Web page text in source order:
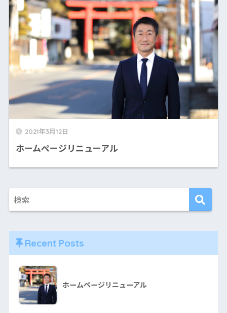
2021年3月12日
ホームページリニューアル
Recent Posts
ホームページリニューアル